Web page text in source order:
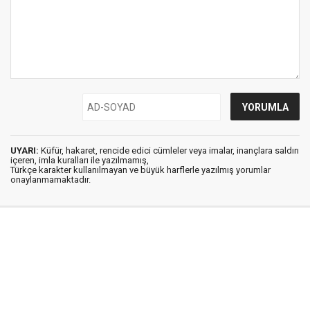
UYARI: Küfür, hakaret, rencide edici cümleler veya imalar, inançlara saldırı
içeren, imla kuralları ile yazılmamış,
Türkçe karakter kullanılmayan ve büyük harflerle yazılmış yorumlar
onaylanmamaktadır.